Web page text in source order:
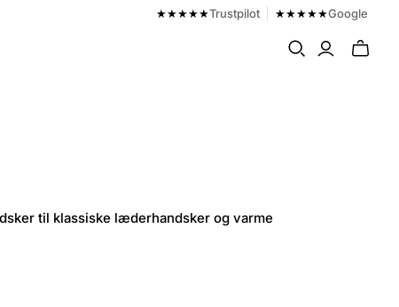
Toggle
★★★★★Trustpilot ★★★★★Google
til klassiske læderhandsker og varme